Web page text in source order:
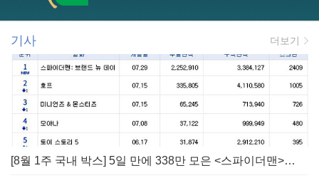
기사 더보기
[8월 1주 국내 박스] 5일 만에 338만 모은 <스파이더맨> 극장가 235% 대반등, <호프>는 400만 돌파